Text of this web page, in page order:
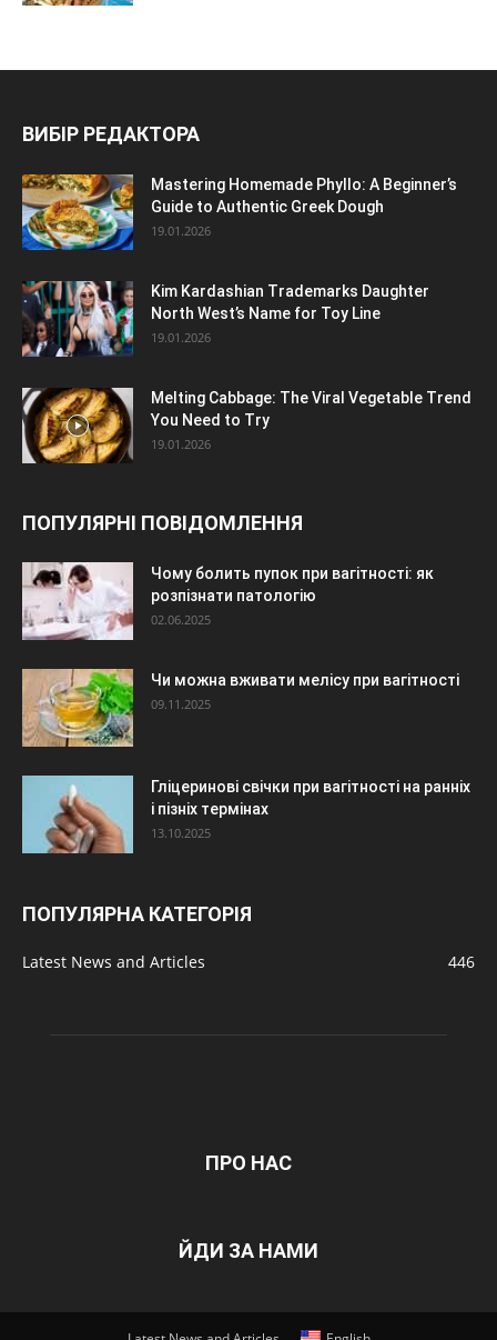
ВИБІР РЕДАКТОРА
Mastering Homemade Phyllo: A Beginner’s
Guide to Authentic Greek Dough
19.01.2026
Kim Kardashian Trademarks Daughter
North West’s Name for Toy Line
19.01.2026
Melting Cabbage: The Viral Vegetable Trend
You Need to Try
19.01.2026
ПОПУЛЯРНІ ПОВІДОМЛЕННЯ
Чому болить пупок при вагітності: як
розпізнати патологію
02.06.2025
Чи можна вживати мелісу при вагітності
09.11.2025
Гліцеринові свічки при вагітності на ранніх
і пізніх термінах
13.10.2025
ПОПУЛЯРНА КАТЕГОРІЯ
Latest News and Articles 446
ПРО НАС
ЙДИ ЗА НАМИ